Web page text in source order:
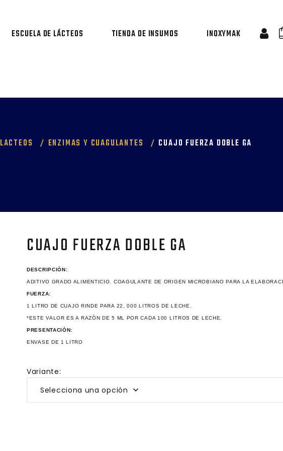
ESCUELA DE LÁCTEOS TIENDA DE INSUMOS INOXYMAK
LACTEOS ENZIMAS Y CUAGULANTES
CUAJO FUERZA DOBLE GA
CUAJO FUERZA DOBLE GA
DESCRIPCIÒN:
ADITIVO GRADO ALIMENTICIO. COAGULANTE DE ORIGEN MICROBIANO PARA LA
FUERZA:
1 LITRO DE CUAJO RINDE PARA 22, 000 LITROS DE LECHE.
*ESTE VALOR ES A RAZÒN DE 5 ML POR CADA 100 LITROS DE LECHE.
PRESENTACIÒN:
ENVASE DE 1 LITRO
Variante:
Selecciona una opción